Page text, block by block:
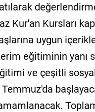
Kur'an Kursları
uygun
eğitiminin yanı
ve çeşitli
Temmuz'da